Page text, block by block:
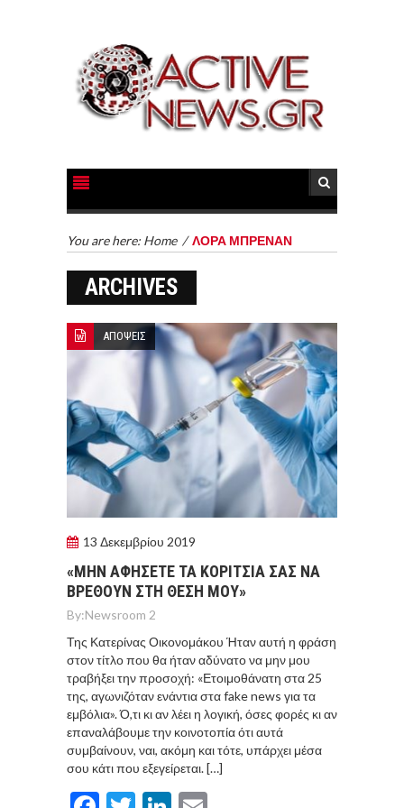
You are here: Home /ΛΟΡΑ ΜΠΡΕΝΑΝ
ARCHIVES
ΑΠΟΨΕΙΣ
13 Δεκεμβρίου 2019
«ΜΗΝ ΑΦHΣΕΤΕ ΤΑ ΚΟΡIΤΣΙΑ ΣΑΣ ΝΑ
ΒΡΕΘΟYΝ ΣΤΗ ΘEΣΗ ΜΟΥ»
By:Newsroom 2
Της Κατερίνας Οικονομάκου Ήταν αυτή η φράση
στον τίτλο που θα ήταν αδύνατο να μην μου
τραβήξει την προσοχή: «Ετοιμοθάνατη στα 25
της, αγωνιζόταν ενάντια στα fake news για τα
εμβόλια». Ό,τι κι αν λέει η λογική, όσες φορές κι αν
επαναλάβουμε την κοινοτοπία ότι αυτά
συμβαίνουν, ναι, ακόμη και τότε, υπάρχει μέσα
σου κάτι που εξεγείρεται. […]